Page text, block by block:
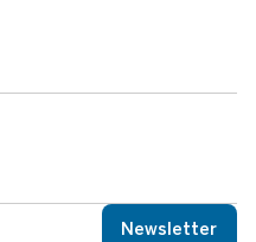
Newsletter